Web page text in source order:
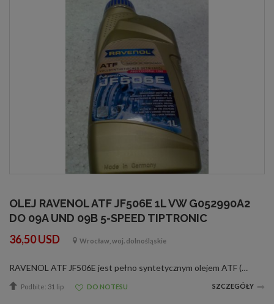
OLEJ RAVENOL ATF JF506E 1L VW G052990A2
DO 09A UND 09B 5-SPEED TIPTRONIC
36,50 USD Wrocław, woj. dolnośląskie
RAVENOL ATF JF506E jest pełno syntetycznym olejem ATF (Automatic-Transmision-Fluid), przygotowanym na bazie PAO [Polialfaoleiny] ze specjalnymi dodatkami uszlachetniającymi i inhibitorami, gwarantującymi znakomite funkcjonowanie przekładni automatyczne...
Podbite: 31 lip DO NOTESU SZCZEGÓŁY